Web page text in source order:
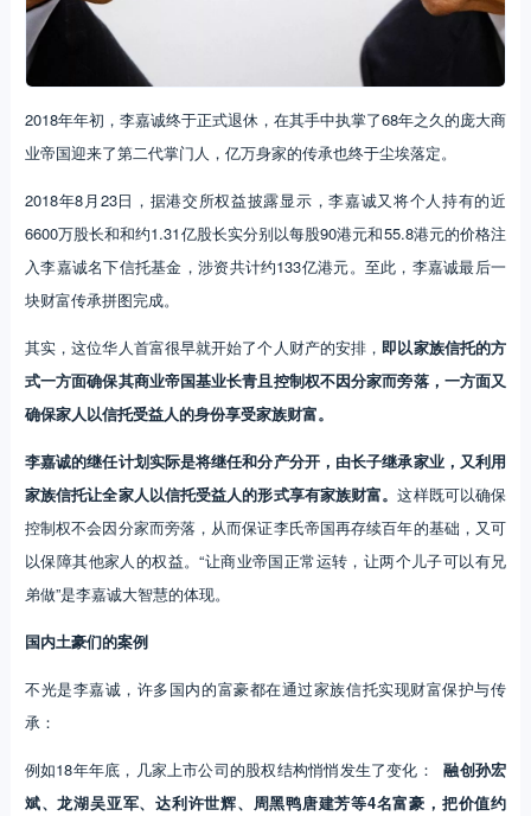
2018年年初，李嘉诚终于正式退休，在其手中执掌了68年之久的庞大商
业帝国迎来了第二代掌门人，亿万身家的传承也终于尘埃落定。
2018年8月23日，据港交所权益披露显示，李嘉诚又将个人持有的近
6600万股长和和约1.31亿股长实分别以每股90港元和55.8港元的价格注
入李嘉诚名下信托基金，涉资共计约133亿港元。至此，李嘉诚最后一
块财富传承拼图完成。
其实，这位华人首富很早就开始了个人财产的安排，即以家族信托的方
式一方面确保其商业帝国基业长青且控制权不因分家而旁落，一方面又
确保家人以信托受益人的身份享受家族财富。
李嘉诚的继任计划实际是将继任和分产分开，由长子继承家业，又利用
家族信托让全家人以信托受益人的形式享有家族财富。这样既可以确保
控制权不会因分家而旁落，从而保证李氏帝国再存续百年的基础，又可
以保障其他家人的权益。“让商业帝国正常运转，让两个儿子可以有兄
弟做”是李嘉诚大智慧的体现。
国内土豪们的案例
不光是李嘉诚，许多国内的富豪都在通过家族信托实现财富保护与传
承：
例如18年年底，几家上市公司的股权结构悄悄发生了变化：融创孙宏
斌、龙湖吴亚军、达利许世辉、周黑鸭唐建芳等4名富豪，把价值约